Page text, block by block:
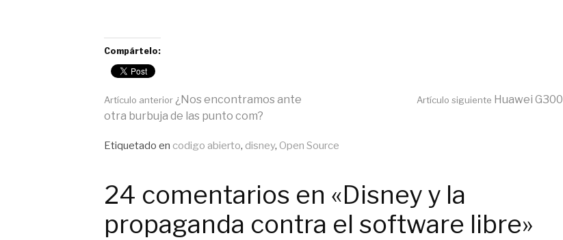
Compártelo:
Seguir
leyendo
Artículo anterior¿Nos encontramos ante
otra burbuja de las punto com?
Artículo siguiente Huawei G300
Publicado
Etiquetado en codigo abierto, disney, Open Source
24 comentarios en «Disney y la
propaganda contra el software libre»